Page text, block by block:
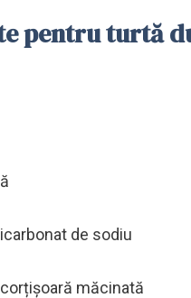
pentru turtă
de sodiu
măcinată